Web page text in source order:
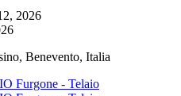
2026
Benevento, Italia